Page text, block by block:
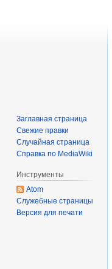
Заглавная страница
Свежие правки
Случайная страница
Справка по MediaWiki
Инструменты
Atom
Служебные страницы
Версия для печати